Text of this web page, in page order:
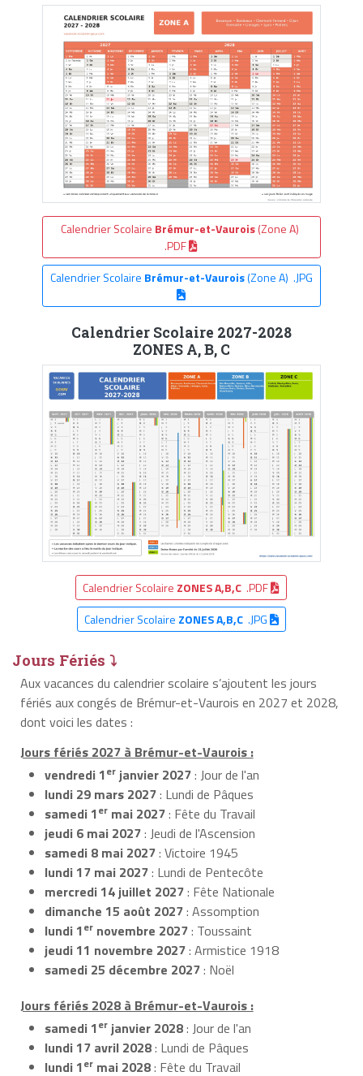
Calendrier Scolaire Brémur-et-Vaurois(Zone A)
.PDF
Calendrier Scolaire Brémur-et-Vaurois(Zone A) .JPG
Calendrier Scolaire 2027-2028
ZONES A, B, C
Calendrier Scolaire ZONES A,B,C .PDF
Calendrier Scolaire ZONES A,B,C.JPG
Jours Fériés ⤵
Aux vacances du calendrier scolaire s’ajoutent les jours
fériés aux congés de Brémur-et-Vaurois en 2027 et 2028,
dont voici les dates :
Jours fériés 2027 à Brémur-et-Vaurois :
vendredi 1er janvier 2027: Jour de l'an
lundi 29 mars 2027: Lundi de Pâques
samedi 1er mai 2027: Fête du Travail
jeudi 6 mai 2027: Jeudi de l'Ascension
samedi 8 mai 2027: Victoire 1945
lundi 17 mai 2027: Lundi de Pentecôte
mercredi 14 juillet 2027: Fête Nationale
dimanche 15 août 2027: Assomption
lundi 1er novembre 2027: Toussaint
jeudi 11 novembre 2027: Armistice 1918
samedi 25 décembre 2027: Noël
Jours fériés 2028 à Brémur-et-Vaurois :
samedi 1er janvier 2028: Jour de l'an
lundi 17 avril 2028: Lundi de Pâques
lundi 1er mai 2028: Fête du Travail